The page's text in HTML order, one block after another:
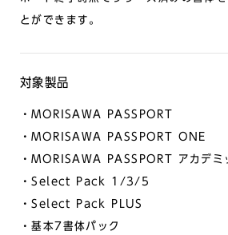
とができます。
対象製品
・MORISAWA PASSPORT
・MORISAWA PASSPORT ONE
・MORISAWA PASSPORT アカデミ
・Select Pack 1/3/5
・Select Pack PLUS
・基本7書体パック